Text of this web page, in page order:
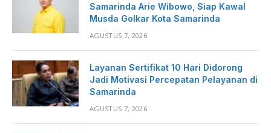
Samarinda Arie Wibowo, Siap Kawal
Musda Golkar Kota Samarinda
AGUSTUS 7, 2026
Layanan Sertifikat 10 Hari Didorong
Jadi Motivasi Percepatan Pelayanan di
Samarinda
AGUSTUS 7, 2026